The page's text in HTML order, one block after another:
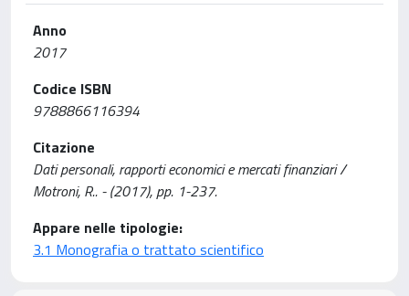
Anno
2017
Codice ISBN
9788866116394
Citazione
Dati personali, rapporti economici e mercati finanziari /
Motroni, R.. - (2017), pp. 1-237.
Appare nelle tipologie:
3.1 Monografia o trattato scientifico